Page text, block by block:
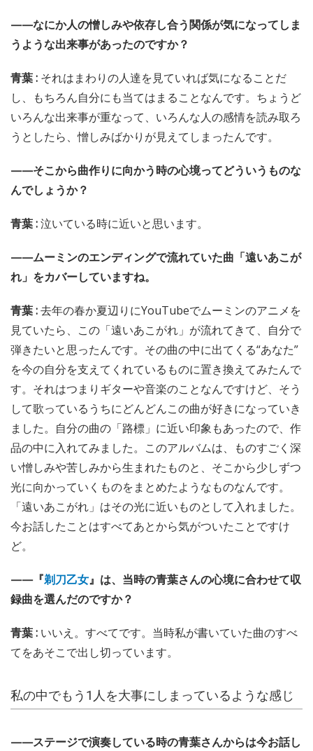
——なにか人の憎しみや依存し合う関係が気になってしま
うような出来事があったのですか？
青葉 : それはまわりの人達を見ていれば気になることだ
し、もちろん自分にも当てはまることなんです。ちょうど
いろんな出来事が重なって、いろんな人の感情を読み取ろ
うとしたら、憎しみばかりが見えてしまったんです。
——そこから曲作りに向かう時の心境ってどういうものな
んでしょうか？
青葉 :泣いている時に近いと思います。
——ムーミンのエンディングで流れていた曲「遠いあこが
れ」をカバーしていますね。
青葉 :去年の春か夏辺りにYouTubeでムーミンのアニメを
見ていたら、この「遠いあこがれ」が流れてきて、自分で
弾きたいと思ったんです。その曲の中に出てくる“あなた”
を今の自分を支えてくれているものに置き換えてみたんで
す。それはつまりギターや音楽のことなんですけど、そう
して歌っているうちにどんどんこの曲が好きになっていき
ました。自分の曲の「路標」に近い印象もあったので、作
品の中に入れてみました。このアルバムは、ものすごく深
い憎しみや苦しみから生まれたものと、そこから少しずつ
光に向かっていくものをまとめたようなものなんです。
「遠いあこがれ」はその光に近いものとして入れました。
今お話したことはすべてあとから気がついたことですけ
ど。
——『剃刀乙女』は、当時の青葉さんの心境に合わせて収
録曲を選んだのですか？
青葉 : いいえ。すべてです。当時私が書いていた曲のすべ
てをあそこで出し切っています。
私の中でもう1人を大事にしまっているような感じ
——ステージで演奏している時の青葉さんからは今お話し